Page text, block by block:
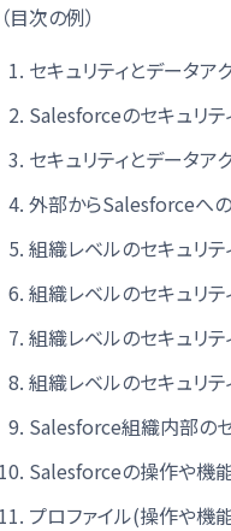
（目次の例）
セキュリティとデータア
Salesforceのセキュリテ
セキュリティとデータア
外部からSalesforceへ
組織レベルのセキュリテ
組織レベルのセキュリテ
組織レベルのセキュリテ
組織レベルのセキュリテ
Salesforce組織内部の
Salesforceの操作や機
プロファイル(操作や機